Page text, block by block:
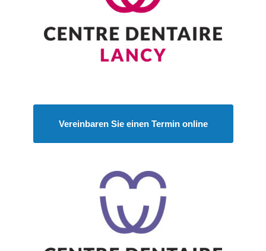
Vereinbaren Sie einen Termin online